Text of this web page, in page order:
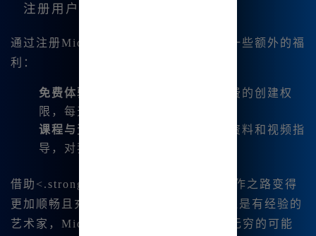
注册用户福利
通过注册Midjourney中文版，我获得了一些额外的福
利：
免费体验
：注册后，我可以享受免费的创建权
限，每天都能享受新的创作体验。
课程与资料
：平台上有丰富的学习资料和视频指
导，对我这种新手来说非常友好。
借助<.strong>Midjourney镜像，我的创作之路变得
更加顺畅且充满乐趣。无论是对于新手还是有经验的
艺术家，Midjou😊rney中文版都提供了无穷的可能